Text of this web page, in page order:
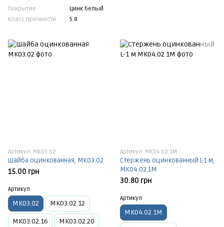
Покрытие
Цинк белый
Класс прочности
5.8
Артикул: МК03.02
Шайба оцинкованная, МК03.02
15.00 грн
Артикул
МК03.02 МК03.02.12
МК03.02.16 МК03.02.20
Артикул: МК04.02.1М
Стержень оцинкованный L-1 м,
МК04.02.1М
30.80 грн
Артикул
МК04.02.1М